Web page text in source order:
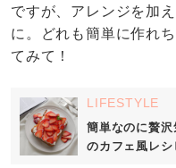
ですが、アレンジを加
に。どれも簡単に作れ
てみて！
LIFESTYLE
簡単なのに贅
のカフェ風レシ